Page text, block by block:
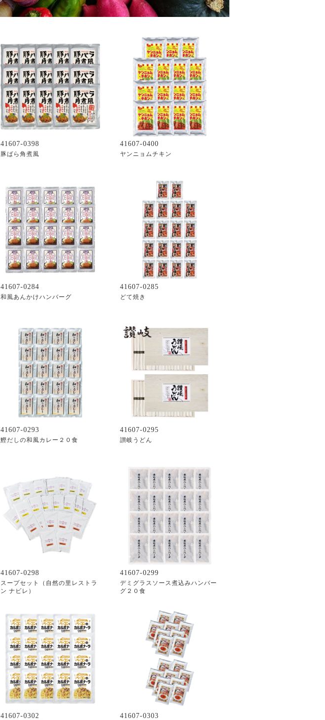
41607-0398
豚ばら角煮風
41607-0400
ヤンニョムチキン
41607-0284
和風あんかけハンバーグ
41607-0285
どて焼き
41607-0293
鰹だしの和風カレー２０食
41607-0295
讃岐うどん
41607-0298
スープセット（自然の里レストラ
ン ナビレ）
41607-0299
デミグラスソース煮込みハンバー
グ２０食
41607-0302 41607-0303